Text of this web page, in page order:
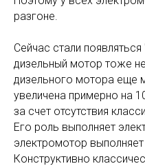
разгоне.
Сейчас стали
дизельный мотор тоже
дизельного мотора еще
увеличена примерно на
за счет отсутствия
Его роль выполняет
электромотор
Конструктивно